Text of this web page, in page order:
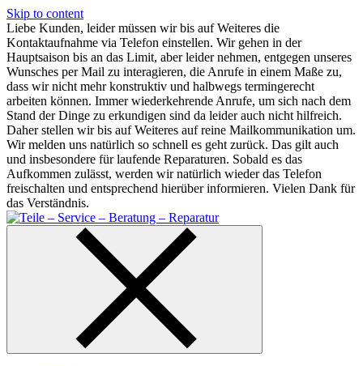
Skip to content
Liebe Kunden, leider müssen wir bis auf Weiteres die
Kontaktaufnahme via Telefon einstellen. Wir gehen in der
Hauptsaison bis an das Limit, aber leider nehmen, entgegen unseres
Wunsches per Mail zu interagieren, die Anrufe in einem Maße zu,
dass wir nicht mehr konstruktiv und halbwegs termingerecht
arbeiten können. Immer wiederkehrende Anrufe, um sich nach dem
Stand der Dinge zu erkundigen sind da leider auch nicht hilfreich.
Daher stellen wir bis auf Weiteres auf reine Mailkommunikation um.
Wir melden uns natürlich so schnell es geht zurück. Das gilt auch
und insbesondere für laufende Reparaturen. Sobald es das
Aufkommen zulässt, werden wir natürlich wieder das Telefon
freischalten und entsprechend hierüber informieren. Vielen Dank für
das Verständnis.